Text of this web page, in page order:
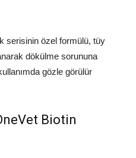
serisinin özel formülü, tüy
dökülme sorununa
gözle görülür
Biotin